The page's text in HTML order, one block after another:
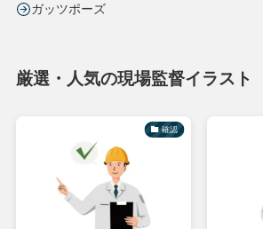
ガッツポーズ
厳選・人気の現場監督イラスト
確認